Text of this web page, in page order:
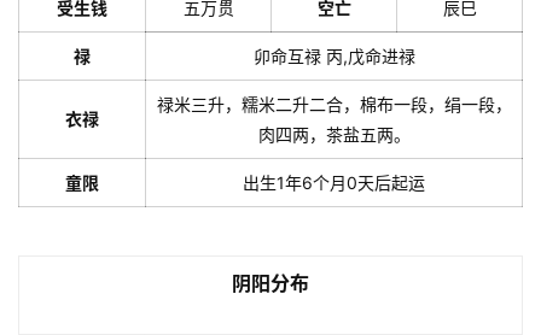
受生钱 五万贯 空亡 辰巳
禄 卯命互禄 丙,戊命进禄
衣禄
禄米三升，糯米二升二合，棉布一段，绢一段，
肉四两，茶盐五两。
童限 出生1年6个月0天后起运
阴阳分布